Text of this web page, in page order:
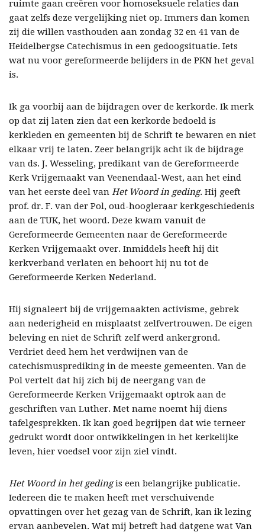
ruimte gaan creëren voor homoseksuele relaties dan
gaat zelfs deze vergelijking niet op. Immers dan komen
zij die willen vasthouden aan zondag 32 en 41 van de
Heidelbergse Catechismus in een gedoogsituatie. Iets
wat nu voor gereformeerde belijders in de PKN het geval
is.
Ik ga voorbij aan de bijdragen over de kerkorde. Ik merk
op dat zij laten zien dat een kerkorde bedoeld is
kerkleden en gemeenten bij de Schrift te bewaren en niet
elkaar vrij te laten. Zeer belangrijk acht ik de bijdrage
van ds. J. Wesseling, predikant van de Gereformeerde
Kerk Vrijgemaakt van Veenendaal-West, aan het eind
van het eerste deel van Het Woord in geding. Hij geeft
prof. dr. F. van der Pol, oud-hoogleraar kerkgeschiedenis
aan de TUK, het woord. Deze kwam vanuit de
Gereformeerde Gemeenten naar de Gereformeerde
Kerken Vrijgemaakt over. Inmiddels heeft hij dit
kerkverband verlaten en behoort hij nu tot de
Gereformeerde Kerken Nederland.
Hij signaleert bij de vrijgemaakten activisme, gebrek
aan nederigheid en misplaatst zelfvertrouwen. De eigen
beleving en niet de Schrift zelf werd ankergrond.
Verdriet deed hem het verdwijnen van de
catechismusprediking in de meeste gemeenten. Van de
Pol vertelt dat hij zich bij de neergang van de
Gereformeerde Kerken Vrijgemaakt optrok aan de
geschriften van Luther. Met name noemt hij diens
tafelgesprekken. Ik kan goed begrijpen dat wie terneer
gedrukt wordt door ontwikkelingen in het kerkelijke
leven, hier voedsel voor zijn ziel vindt.
Het Woord in het gedingis een belangrijke publicatie.
Iedereen die te maken heeft met verschuivende
opvattingen over het gezag van de Schrift, kan ik lezing
ervan aanbevelen. Wat mij betreft had datgene wat Van